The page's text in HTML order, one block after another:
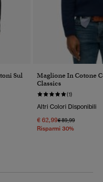
Sul
Maglione In Cotone
Classics
(1)
Altri Colori Disponibili
€ 62,99Prezzo Ridotto Da
€ 89,99A
Risparmi 30%